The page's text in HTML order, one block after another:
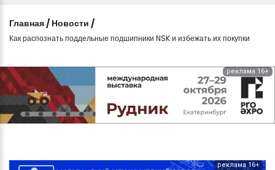
Главная / Новости /
Как распознать поддельные подшипники NSK и избежать их покупки
реклама 16+
реклама 16+